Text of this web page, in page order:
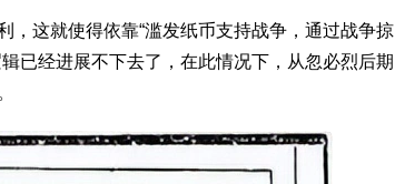
，这就使得依靠“滥发纸币支持战争，通过战争掠
已经进展不下去了，在此情况下，从忽必烈后期